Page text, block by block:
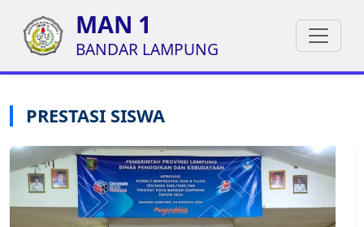
MAN 1
BANDAR LAMPUNG
PRESTASI SISWA